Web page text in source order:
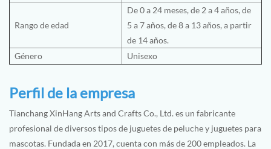
Rango de edad
De 0 a 24 meses, de 2 a 4 años, de
5 a 7 años, de 8 a 13 años, a partir
de 14 años.
Género
Unisexo
Perfil de la empresa
Tianchang XinHang Arts and Crafts Co., Ltd. es un fabricante
profesional de diversos tipos de juguetes de peluche y juguetes para
mascotas. Fundada en 2017, cuenta con más de 200 empleados. La